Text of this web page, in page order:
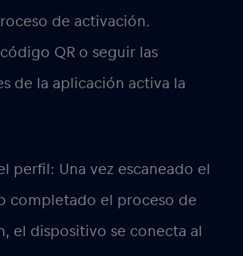
de activación.
código QR o seguir las
de la aplicación activa la
perfil: Una vez escaneado el
completado el proceso de
el dispositivo se conecta al